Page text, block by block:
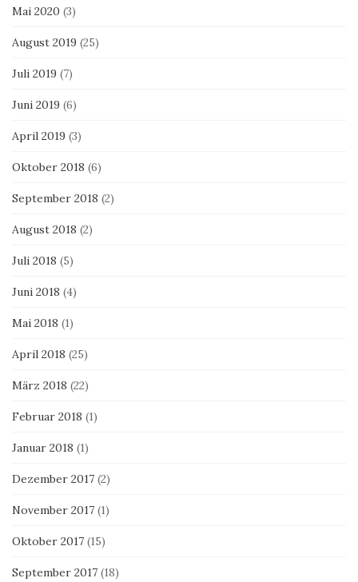
Mai 2020 (3)
August 2019 (25)
Juli 2019 (7)
Juni 2019 (6)
April 2019 (3)
Oktober 2018 (6)
September 2018 (2)
August 2018 (2)
Juli 2018 (5)
Juni 2018 (4)
Mai 2018 (1)
April 2018 (25)
März 2018 (22)
Februar 2018 (1)
Januar 2018 (1)
Dezember 2017 (2)
November 2017 (1)
Oktober 2017 (15)
September 2017 (18)